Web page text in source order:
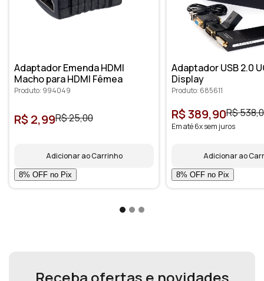
Adaptador Emenda HDMI
Macho para HDMI Fêmea
Produto: 994049
R$ 2,99R$ 25,00
Adicionar ao Carrinho
Adaptador USB 2.0
Display
Produto: 685611
R$ 389,90R$
Em até 6x sem juros
Adicionar ao